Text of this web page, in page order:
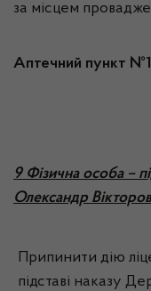
за місцем
Аптечний пункт
9 Фізична особа –
Олександр
Припинити дію
підставі наказу